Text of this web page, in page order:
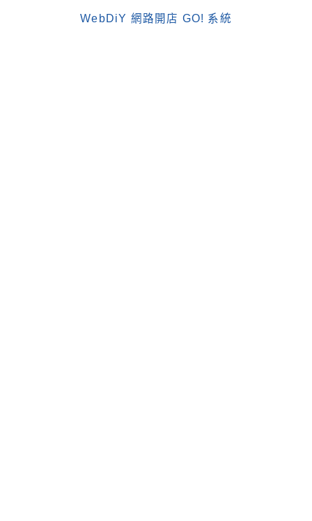
WebDiY 網路開店 GO! 系統